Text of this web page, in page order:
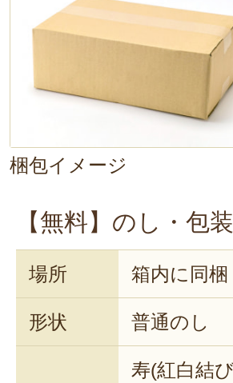
のはもちろん、ぜひ
梱包イメージ
【無料】のし・包
場所 箱内に同梱
形状 普通のし
寿(紅白結